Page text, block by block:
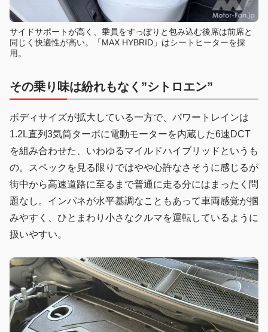
サイドサポートが高く、乗員をすっぽりと包み込む後席は前席と
同じく快適性が高い。「MAX HYBRID」はシートヒーターを採
用。
その乗り味は紛れもなく”シトロエン”
ボディサイズが拡大している一方で、パワートレインは
1.2L直列3気筒ターボに電動モーターを内蔵した6速DCT
を組み合わせた、いわゆるマイルドハイブリッドというも
の。スペックを見る限りではやや心許なさそうに感じるが
街中から高速道路に至るまで普通に走る分にはまったく問
題なし。インパネが水平基調なこともあって車両感覚が掴
みやすく、ひとまわり小さなクルマを運転しているように
扱いやすい。